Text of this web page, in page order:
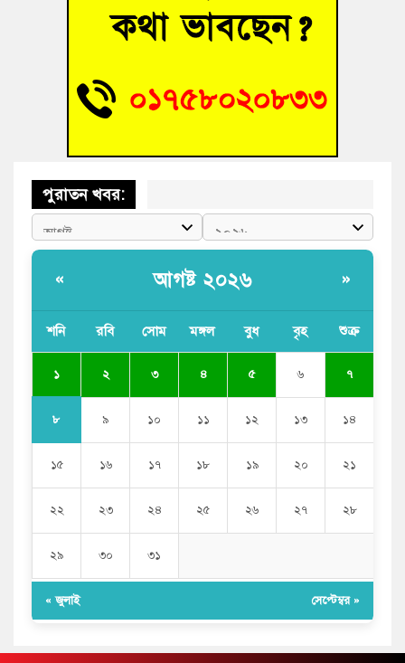
তনু হত্যা মামলায় গ্রেফতার সাবেক সেনা সদস্য হাফিজুর রহমান
হাইকোর্টের জামিনে মুক্ত
আহত শিক্ষার্থীদের দেখতে গিয়ে মেডিকেলের ক্যান্টিনে অবরুদ্ধ জবি
পুরাতন খবর:
« আগষ্ট ২০২৬ »
শনি রবি সোম মঙ্গল বুধ বৃহ শুক্র
১ ২ ৩ ৪ ৫ ৬ ৭
৮ ৯ ১০ ১১ ১২ ১৩ ১৪
১৫ ১৬ ১৭ ১৮ ১৯ ২০ ২১
২২ ২৩ ২৪ ২৫ ২৬ ২৭ ২৮
২৯ ৩০ ৩১
« জুলাই সেপ্টেম্বর »